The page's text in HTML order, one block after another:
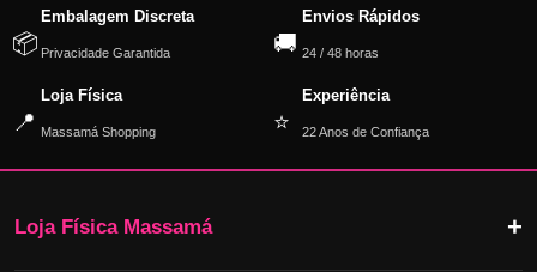
📦
Embalagem Discreta
Privacidade Garantida 🚚
Envios Rápidos
24 / 48 horas
📍
Loja Física
Massamá Shopping ⭐
Experiência
22 Anos de Confiança
Loja Física Massamá